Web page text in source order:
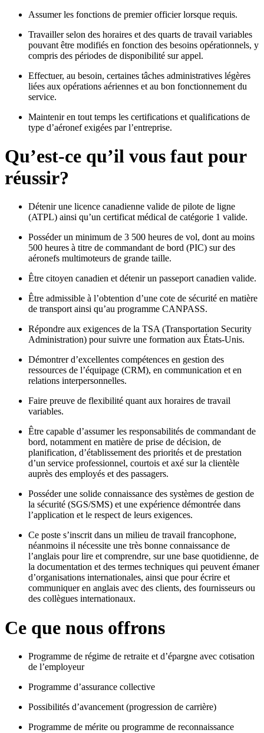
Assumer les fonctions de premier officier lorsque requis.
Travailler selon des horaires et des quarts de travail variables
pouvant être modifiés en fonction des besoins opérationnels, y
compris des périodes de disponibilité sur appel.
Effectuer, au besoin, certaines tâches administratives légères
liées aux opérations aériennes et au bon fonctionnement du
service.
Maintenir en tout temps les certifications et qualifications de
type d’aéronef exigées par l’entreprise.
Qu’est-ce qu’il vous faut pour
réussir?
Détenir une licence canadienne valide de pilote de ligne
(ATPL) ainsi qu’un certificat médical de catégorie 1 valide.
Posséder un minimum de 3 500 heures de vol, dont au moins
500 heures à titre de commandant de bord (PIC) sur des
aéronefs multimoteurs de grande taille.
Être citoyen canadien et détenir un passeport canadien valide.
Être admissible à l’obtention d’une cote de sécurité en matière
de transport ainsi qu’au programme CANPASS.
Répondre aux exigences de la TSA (Transportation Security
Administration) pour suivre une formation aux États-Unis.
Démontrer d’excellentes compétences en gestion des
ressources de l’équipage (CRM), en communication et en
relations interpersonnelles.
Faire preuve de flexibilité quant aux horaires de travail
variables.
Être capable d’assumer les responsabilités de commandant de
bord, notamment en matière de prise de décision, de
planification, d’établissement des priorités et de prestation
d’un service professionnel, courtois et axé sur la clientèle
auprès des employés et des passagers.
Posséder une solide connaissance des systèmes de gestion de
la sécurité (SGS/SMS) et une expérience démontrée dans
l’application et le respect de leurs exigences.
Ce poste s’inscrit dans un milieu de travail francophone,
néanmoins il nécessite une très bonne connaissance de
l’anglais pour lire et comprendre, sur une base quotidienne, de
la documentation et des termes techniques qui peuvent émaner
d’organisations internationales, ainsi que pour écrire et
communiquer en anglais avec des clients, des fournisseurs ou
des collègues internationaux.
Ce que nous offrons
Programme de régime de retraite et d’épargne avec cotisation
de l’employeur
Programme d’assurance collective
Possibilités d’avancement (progression de carrière)
Programme de mérite ou programme de reconnaissance